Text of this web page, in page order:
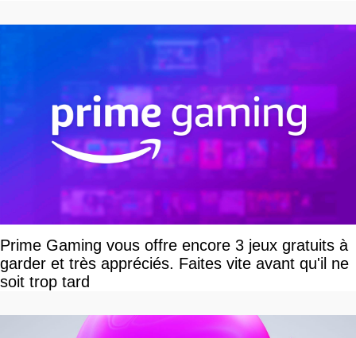
Prime Gaming vous offre encore 3 jeux gratuits à
garder et très appréciés. Faites vite avant qu'il ne
soit trop tard